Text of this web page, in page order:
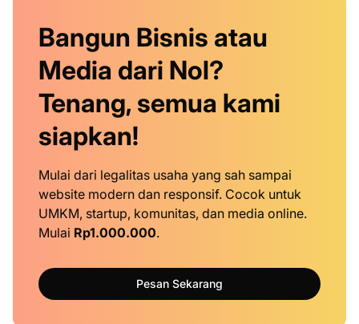
Bangun Bisnis atau
Media dari Nol?
Tenang, semua kami
siapkan!
Mulai dari legalitas usaha yang sah sampai
website modern dan responsif. Cocok untuk
UMKM, startup, komunitas, dan media online.
Mulai Rp1.000.000.
Pesan Sekarang